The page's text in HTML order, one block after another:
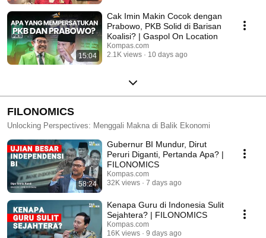
15:04
Cak Imin Makin Cocok dengan
Prabowo, PKB Solid di Barisan
Koalisi? | Gaspol On Location
Kompas.com
2.1K views
10 days ago
FILONOMICS
Unlocking Perspectives: Menggali Makna di Balik Ekonomi
58:24
Gubernur BI Mundur, Dirut
Peruri Diganti, Pertanda Apa? |
FILONOMICS
Kompas.com
32K views
7 days ago
Kenapa Guru di Indonesia Sulit
Sejahtera? | FILONOMICS
Kompas.com
16K views
9 days ago